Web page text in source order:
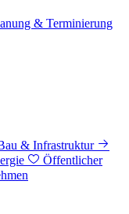
& Terminierung
& Infrastruktur
Öffentlicher